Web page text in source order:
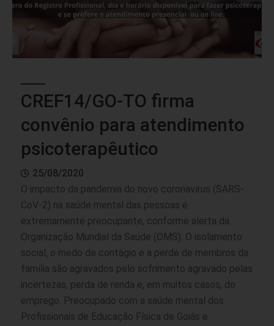
CREF14/GO-TO firma
convênio para atendimento
psicoterapêutico
25/08/2020
O impacto da pandemia do novo coronavírus (SARS-
CoV-2) na saúde mental das pessoas é
extremamente preocupante, conforme alerta da
Organização Mundial da Saúde (OMS). O isolamento
social, o medo de contágio e a perde de membros da
família são agravados pelo sofrimento agravado pelas
incertezas, perda de renda e, em muitos casos, do
emprego. Preocupado com a saúde mental dos
Profissionais de Educação Física de Goiás e